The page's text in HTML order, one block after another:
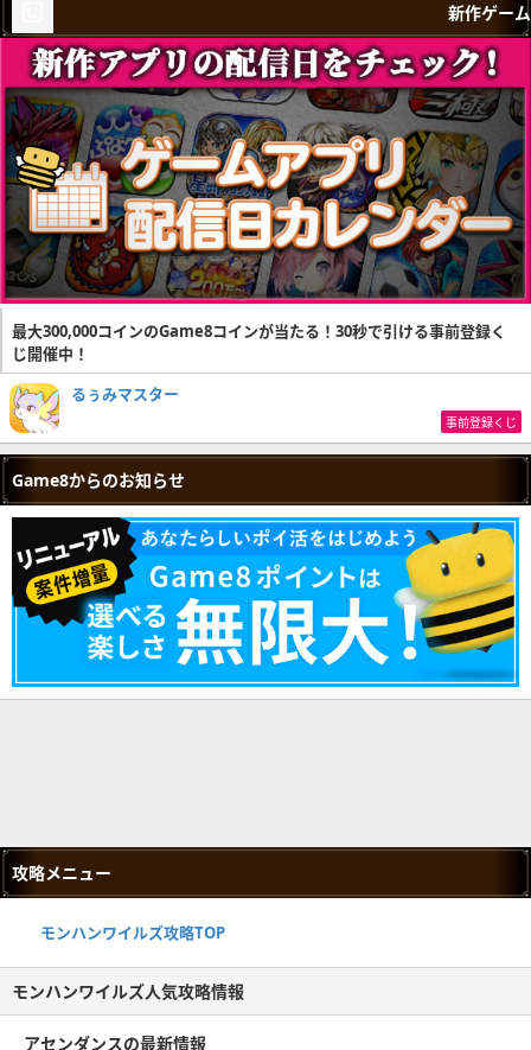
新作ゲーム
最大300,000コインのGame8コインが当たる！30秒で引ける事前登録く
じ開催中！
るぅみマスター
事前登録くじ
Game8からのお知らせ
攻略メニュー
モンハンワイルズ攻略TOP
モンハンワイルズ人気攻略情報
アセンダンスの最新情報